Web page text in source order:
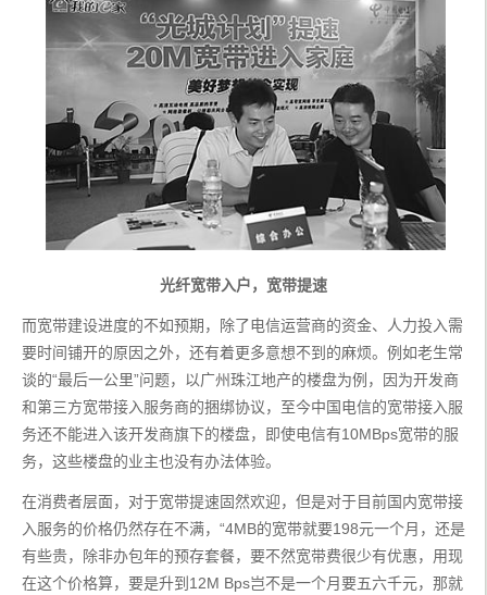
光纤宽带入户，宽带提速
而宽带建设进度的不如预期，除了电信运营商的资金、人力投入需
要时间铺开的原因之外，还有着更多意想不到的麻烦。例如老生常
谈的“最后一公里”问题，以广州珠江地产的楼盘为例，因为开发商
和第三方宽带接入服务商的捆绑协议，至今中国电信的宽带接入服
务还不能进入该开发商旗下的楼盘，即使电信有10MBps宽带的服
务，这些楼盘的业主也没有办法体验。
在消费者层面，对于宽带提速固然欢迎，但是对于目前国内宽带接
入服务的价格仍然存在不满，“4MB的宽带就要198元一个月，还是
有些贵，除非办包年的预存套餐，要不然宽带费很少有优惠，用现
在这个价格算，要是升到12M Bps岂不是一个月要五六千元，那就